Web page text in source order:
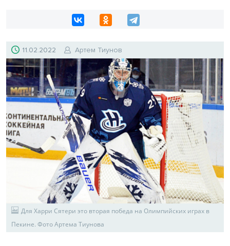
11.02.2022 Артем Тиунов
Для Харри Сятери это вторая победа на Олимпийских играх в
Пекине. Фото Артема Тиунова